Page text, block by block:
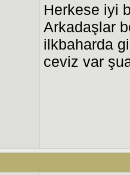
Herkese iyi
Arkadaşlar
ilkbaharda
ceviz var